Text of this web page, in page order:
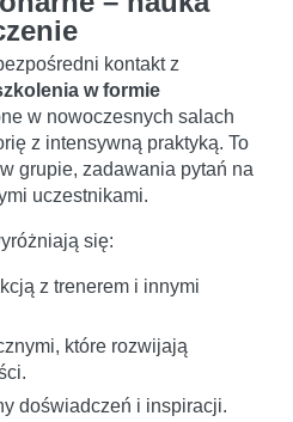
kontakt z
w formie
w nowoczesnych salach
z intensywną praktyką. To
grupie, zadawania pytań na
uczestnikami.
się:
z trenerem i innymi
które rozwijają
doświadczeń i inspiracji.